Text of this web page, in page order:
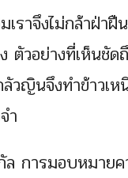
ราจึงไม่กล้าฝ่าฝื
ตัวอย่างที่เห็นชัด
วญินจึงทำข้าวเห
ำ
ล การมอบหมายค